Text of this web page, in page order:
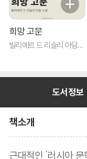
희망 고문
빌리에르 드 리슬리 아담
도서정보
책소개
근대적인 '러시아